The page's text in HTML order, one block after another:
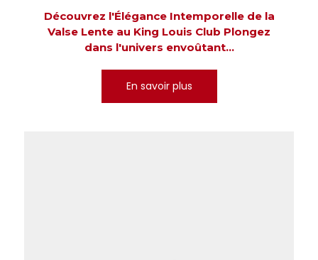
Découvrez l'Élégance Intemporelle de la
Valse Lente au King Louis Club Plongez
dans l'univers envoûtant...
En savoir plus